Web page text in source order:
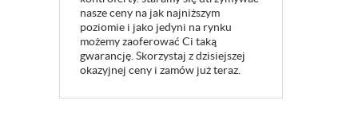
nasze ceny na jak najniższym
poziomie i jako jedyni na rynku
możemy zaoferować Ci taką
gwarancję. Skorzystaj z dzisiejszej
okazyjnej ceny i zamów już teraz.